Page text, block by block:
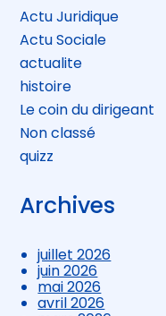
Actu Juridique
Actu Sociale
actualite
histoire
Le coin du dirigeant
Non classé
quizz
Archives
juillet 2026
juin 2026
mai 2026
avril 2026